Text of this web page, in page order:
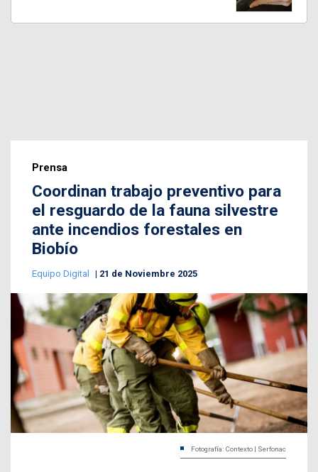
Prensa
Coordinan trabajo preventivo para
el resguardo de la fauna silvestre
ante incendios forestales en
Biobío
Equipo Digital 21 de Noviembre 2025
Fotografía: Contexto | Serfonac